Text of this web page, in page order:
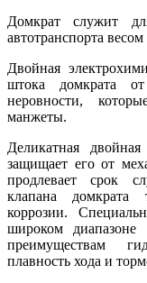
Домкрат служит
автотранспорта весом
Двойная
штока домкрата
неровности,
манжеты.
Деликатная
защищает его от
продлевает срок
клапана домкрата
коррозии.
широком
преимуществам
плавность хода и